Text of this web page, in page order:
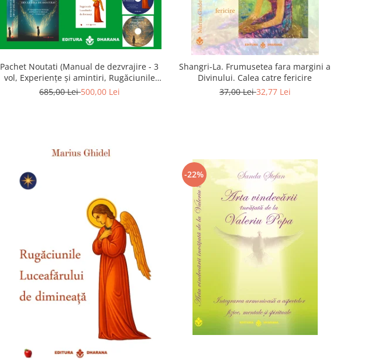
Pachet Noutati (Manual de dezvrajire - 3
vol, Experiențe și amintiri, Rugăciunile
Luceafarului de dimineata) - Marius
685,00 Lei500,00 Lei
Shangri-La. Frumusetea fara margini a
Divinului. Calea catre fericire
37,00 Lei32,77 Lei
-22%